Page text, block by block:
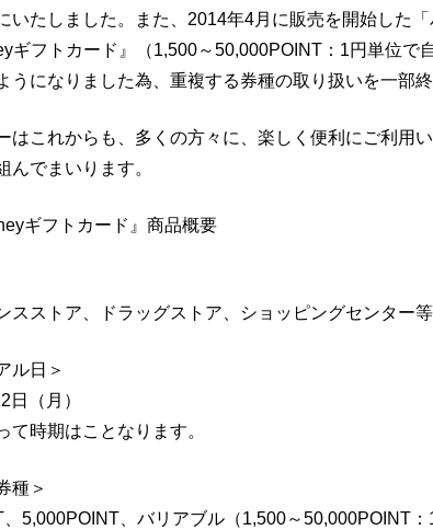
いたしました。また、2014年4月に販売を開始した
ギフトカード』（1,500～50,000POINT：1円単位で
うになりました為、重複する券種の取り扱いを一部
はこれからも、多くの方々に、楽しく便利にご利用
んでまいります。
ギフトカード』商品概要
スストア、ドラッグストア、ショッピングセンター等
ル日＞
日（月）
て時期はことなります。
種＞
5,000POINT、バリアブル（1,500～50,000POINT：